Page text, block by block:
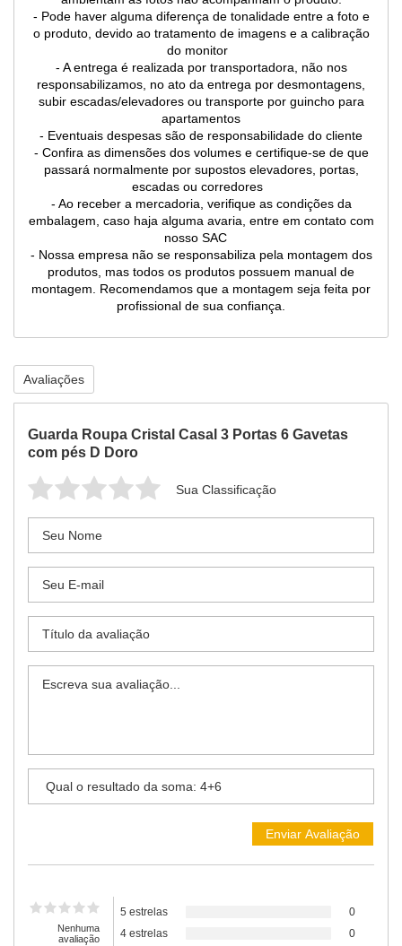
- Pode haver alguma diferença de tonalidade entre a foto e
o produto, devido ao tratamento de imagens e a calibração
do monitor
- A entrega é realizada por transportadora, não nos
responsabilizamos, no ato da entrega por desmontagens,
subir escadas/elevadores ou transporte por guincho para
apartamentos
- Eventuais despesas são de responsabilidade do cliente
- Confira as dimensões dos volumes e certifique-se de que
passará normalmente por supostos elevadores, portas,
escadas ou corredores
- Ao receber a mercadoria, verifique as condições da
embalagem, caso haja alguma avaria, entre em contato com
nosso SAC
- Nossa empresa não se responsabiliza pela montagem dos
produtos, mas todos os produtos possuem manual de
montagem. Recomendamos que a montagem seja feita por
profissional de sua confiança.
Avaliações
Guarda Roupa Cristal Casal 3 Portas 6 Gavetas
com pés D Doro
Sua Classificação
Nenhuma
avaliação
5 estrelas
0
4 estrelas
0